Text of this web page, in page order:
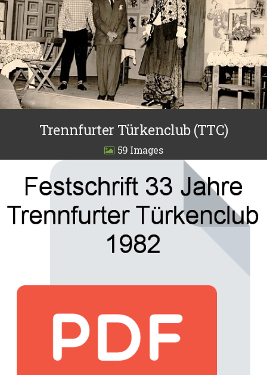
Trennfurter Türkenclub (TTC)
59